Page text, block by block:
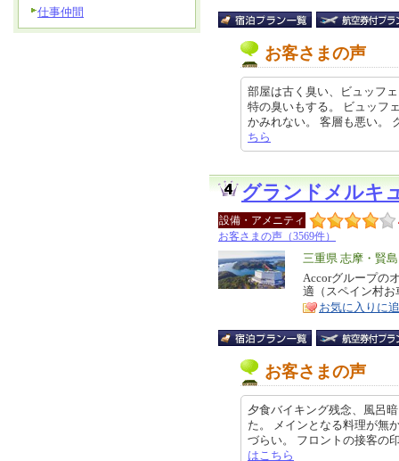
お客さまの声
部屋は古く臭い、ビュッフ
特の臭いもする。 ビュッフ
かみれない。 客層も悪い
ちら
グランドメルキ
設備・アメニティ
お客さまの声（3569件）
エ
リ
ア
三重県 志摩・賢島
特
徴
Accorグループの
適（スペイン村お
お気に入りに
お客さまの声
夕食バイキング残念、風呂
た。 メインとなる料理が無
づらい。 フロントの接客
はこちら
仕事仲間